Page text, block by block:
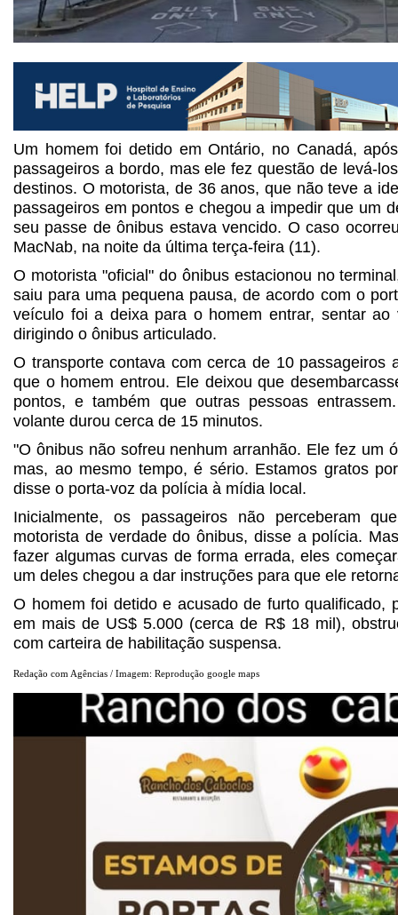
Um homem foi detido em Ontário, no Canadá,
passageiros a bordo, mas ele fez questão de levá-
destinos. O motorista, de 36 anos, que não teve a
passageiros em pontos e chegou a impedir que um
seu passe de ônibus estava vencido. O caso
MacNab, na noite da última terça-feira (11).
O motorista "oficial" do ônibus estacionou no
saiu para uma pequena pausa, de acordo com o
veículo foi a deixa para o homem entrar, sentar
dirigindo o ônibus articulado.
O transporte contava com cerca de 10 passageiros
que o homem entrou. Ele deixou que
pontos, e também que outras pessoas
volante durou cerca de 15 minutos.
"O ônibus não sofreu nenhum arranhão. Ele fez um
mas, ao mesmo tempo, é sério. Estamos gratos
disse o porta-voz da polícia à mídia local.
Inicialmente, os passageiros não perceberam
motorista de verdade do ônibus, disse a polícia.
fazer algumas curvas de forma errada, eles
um deles chegou a dar instruções para que ele
O homem foi detido e acusado de furto qualificado,
em mais de US$ 5.000 (cerca de R$ 18 mil),
com carteira de habilitação suspensa.
Redação com Agências / Imagem: Reprodução google maps